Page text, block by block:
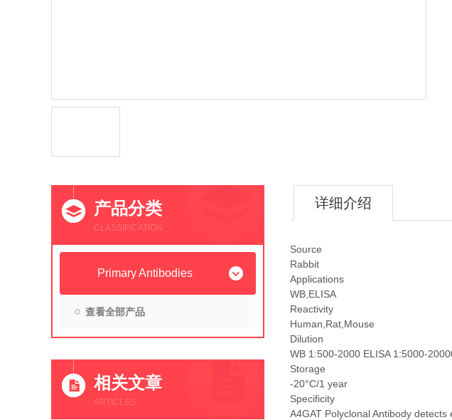
产品分类
CLASSIFICATION
Primary Antibodies
查看全部产品
相关文章
ARTICLES
详细介绍
Source
Rabbit
Applications
WB,ELISA
Reactivity
Human,Rat,Mouse
Dilution
WB 1:500-2000 ELISA 1:5000-
Storage
-20°C/1 year
Specificity
A4GAT Polyclonal Antibody detects